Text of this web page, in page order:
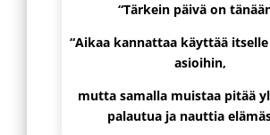
“Tärkein päivä on
“Aikaa kannattaa käyttää
asioihin,
mutta samalla muistaa pitää
palautua ja nauttia